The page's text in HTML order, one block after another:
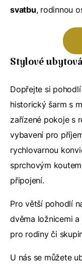
svatbu, rodinnou
Stylové
Dopřejte si
historický šarm s
zařízené pokoje s
vybavení pro
rychlovarnou
sprchovým
připojení.
Pro větší pohodlí
dvěma ložnicemi
pro rodiny či
U nás se můžete